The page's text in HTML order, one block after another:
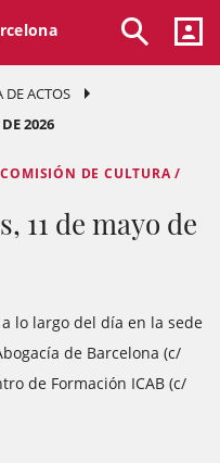
DE ACTOS
2026
DE CULTURA /
11 de mayo de
lo largo del día en la sede
de Barcelona (c/
de Formación ICAB (c/